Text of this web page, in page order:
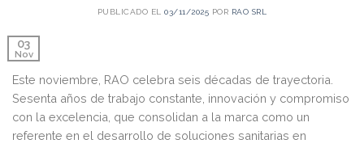
PUBLICADO EL03/11/2025 POR RAO SRL
03
Nov
Este noviembre, RAO celebra seis décadas de trayectoria.
Sesenta años de trabajo constante, innovación y compromiso
con la excelencia, que consolidan a la marca como un
referente en el desarrollo de soluciones sanitarias en